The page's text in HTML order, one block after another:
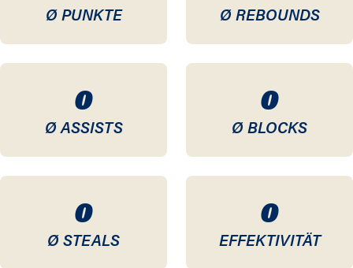
Ø PUNKTE Ø REBOUNDS
0
Ø ASSISTS
0
Ø BLOCKS
0
Ø STEALS
0
EFFEKTIVITÄT